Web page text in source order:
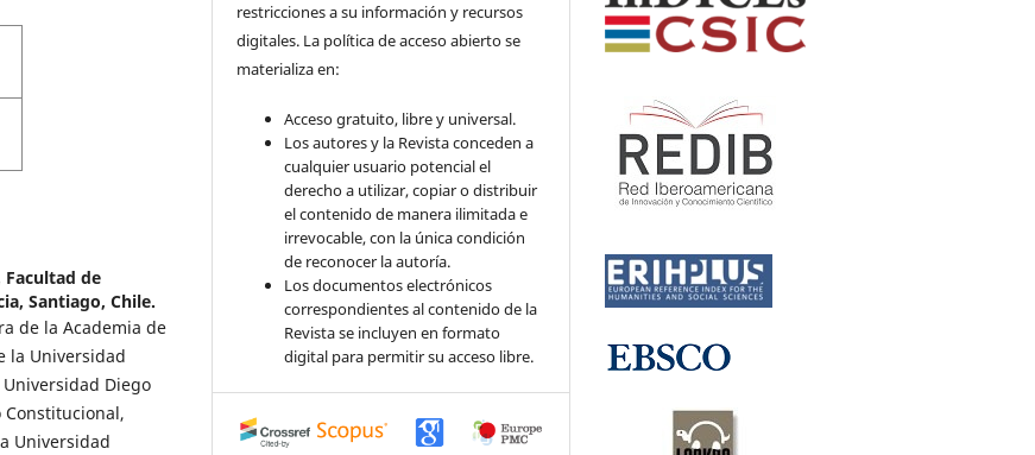
Facultad de
Santiago, Chile.
de la Academia de
la Universidad
Diego
Constitucional,
Universidad
restricciones a su información y recursos
digitales. La política de acceso abierto se
materializa en:
Acceso gratuito, libre y universal.
Los autores y la Revista conceden a
cualquier usuario potencial el
derecho a utilizar, copiar o distribuir
el contenido de manera ilimitada e
irrevocable, con la única condición
de reconocer la autoría.
Los documentos electrónicos
correspondientes al contenido de la
Revista se incluyen en formato
digital para permitir su acceso libre.